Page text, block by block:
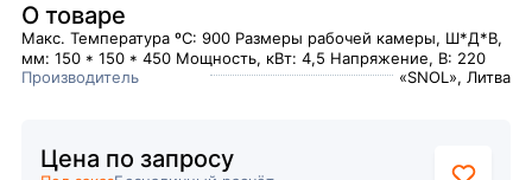
О товаре
Макс. Температура ºC: 900 Размеры рабочей камеры, Ш*Д*В,
мм: 150 * 150 * 450 Мощность, кВт: 4,5 Напряжение, В: 220
Производитель
«SNOL», Литва
Цена по запросу